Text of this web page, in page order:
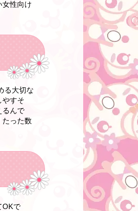
女性向け
る大切な
やすそ
るんで
たった数
OKで